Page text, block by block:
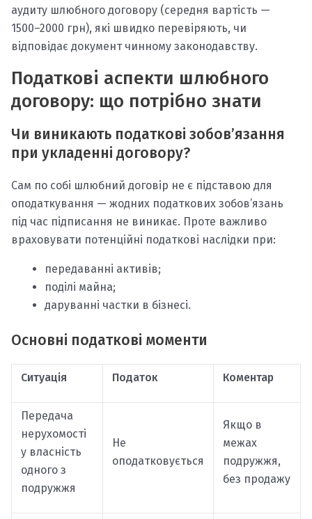
аудиту шлюбного договору (середня вартість —
1500–2000 грн), які швидко перевіряють, чи
відповідає документ чинному законодавству.
Податкові аспекти шлюбного
договору: що потрібно знати
Чи виникають податкові зобов’язання
при укладенні договору?
Сам по собі шлюбний договір не є підставою для
оподаткування — жодних податкових зобов’язань
під час підписання не виникає. Проте важливо
враховувати потенційні податкові наслідки при:
передаванні активів;
поділі майна;
даруванні частки в бізнесі.
Основні податкові моменти
Ситуація Податок Коментар
Передача
нерухомості
у власність
одного з
подружжя
Не
оподатковується
Якщо в
межах
подружжя,
без продажу